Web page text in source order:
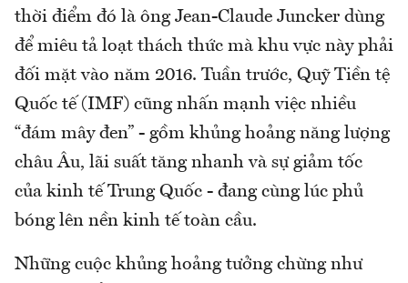
thời điểm đó là ông Jean-Claude Juncker dùng
để miêu tả loạt thách thức mà khu vực này phải
đối mặt vào năm 2016. Tuần trước, Quỹ Tiền tệ
Quốc tế (IMF) cũng nhấn mạnh việc nhiều
“đám mây đen” - gồm khủng hoảng năng lượng
châu Âu, lãi suất tăng nhanh và sự giảm tốc
của kinh tế Trung Quốc - đang cùng lúc phủ
bóng lên nền kinh tế toàn cầu.
Những cuộc khủng hoảng tưởng chừng như